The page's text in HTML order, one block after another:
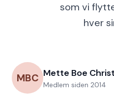
MBC Mette Boe
Medlem siden 2014
som vi
hver